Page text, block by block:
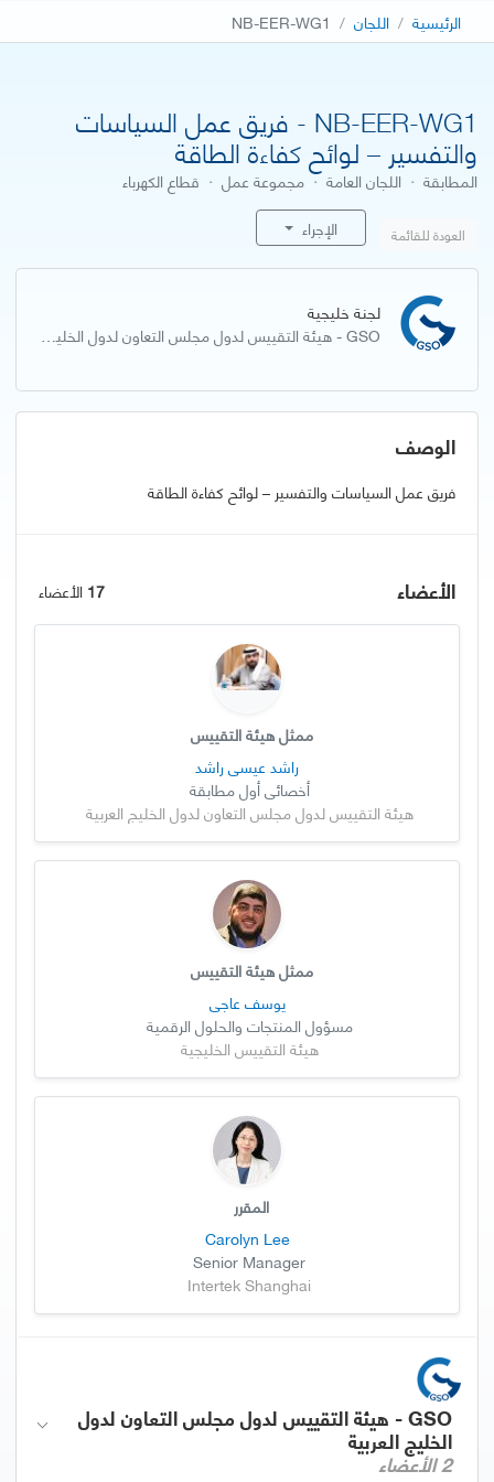
الرئيسية اللجان NB-EER-WG1
NB-EER-WG1 - فريق عمل السياسات
والتفسير – لوائح كفاءة الطاقة
المطابقة · اللجان العامة · مجموعة عمل · قطاع الكهرباء
العودة للقائمة الإجراء
لجنة خليجية
GSO - هيئة التقييس لدول مجلس التعاون لدول الخليج العربية
الوصف
فريق عمل السياسات والتفسير – لوائح كفاءة الطاقة
الأعضاء 17 الأعضاء
ممثل هيئة التقييس
راشد عيسى راشد
أخصائي أول مطابقة
هيئة التقييس لدول مجلس التعاون لدول الخليج العربية
ممثل هيئة التقييس
يوسف عاجي
مسؤول المنتجات والحلول الرقمية
هيئة التقييس الخليجية
المقرر
Carolyn Lee
Senior Manager
Intertek Shanghai
GSO - هيئة التقييس لدول مجلس التعاون لدول
الخليج العربية
2 الأعضاء